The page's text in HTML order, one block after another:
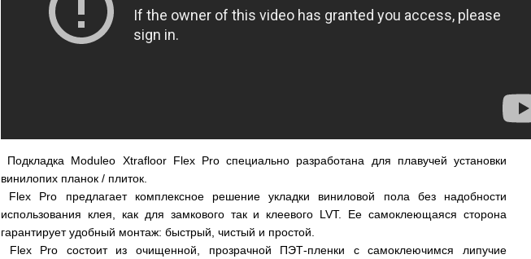
Подкладка Moduleo Xtrafloor Flex Pro специально разработана для плавучей установки
винилопих планок / плиток.
Flex Pro предлагает комплексное решение укладки виниловой пола без надобности
использования клея, как для замкового так и клеевого LVT. Ее самоклеющаяся сторона
гарантирует удобный монтаж: быстрый, чистый и простой.
Flex Pro состоит из очищенной, прозрачной ПЭТ-пленки с самоклеючимся липучие